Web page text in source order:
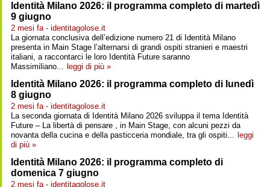
Identità Milano 2026: il programma completo di martedì
9 giugno
2 mesi fa - identitagolose.it
La giornata conclusiva dell’edizione numero 21 di Identità Milano
presenta in Main Stage l’alternarsi di grandi ospiti stranieri e maestri
italiani, a raccontarci le loro Identità Future saranno
Massimiliano... leggi di più »
Identità Milano 2026: il programma completo di lunedì
8 giugno
2 mesi fa - identitagolose.it
La seconda giornata di Identità Milano 2026 sviluppa il tema Identità
Future – La libertà di pensare , in Main Stage, con alcuni pezzi da
novanta della cucina e della pasticceria mondiale, tra gli ospiti... leggi
di più »
Identità Milano 2026: il programma completo di
domenica 7 giugno
2 mesi fa - identitagolose.it